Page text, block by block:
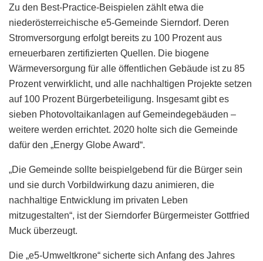
Zu den Best-Practice-Beispielen zählt etwa die
niederösterreichische e5-Gemeinde Sierndorf. Deren
Stromversorgung erfolgt bereits zu 100 Prozent aus
erneuerbaren zertifizierten Quellen. Die biogene
Wärmeversorgung für alle öffentlichen Gebäude ist zu 85
Prozent verwirklicht, und alle nachhaltigen Projekte setzen
auf 100 Prozent Bürgerbeteiligung. Insgesamt gibt es
sieben Photovoltaikanlagen auf Gemeindegebäuden –
weitere werden errichtet. 2020 holte sich die Gemeinde
dafür den „Energy Globe Award“.
„Die Gemeinde sollte beispielgebend für die Bürger sein
und sie durch Vorbildwirkung dazu animieren, die
nachhaltige Entwicklung im privaten Leben
mitzugestalten“, ist der Sierndorfer Bürgermeister Gottfried
Muck überzeugt.
Die „e5-Umweltkrone“ sicherte sich Anfang des Jahres